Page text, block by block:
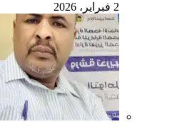
2 فبراير، 2026